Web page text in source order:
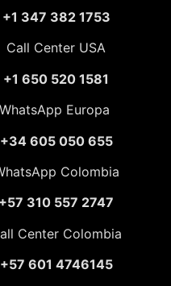
+1 347 382 1753
Call Center USA
+1 650 520 1581
WhatsApp Europa
+34 605 050 655
Colombia
+57 310 557 2747
Center Colombia
+57 601 4746145